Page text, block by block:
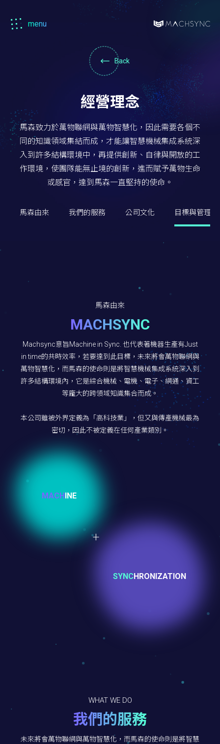
Machsync
menu
Back
經營理念
馬森致力於萬物聯網與萬物智慧化，因此需要各個不
同的知識領域集結而成，才能讓智慧機械集成系統深
入到許多結構環境中，再提供創新、自律與開放的工
作環境，使團隊能無止境的創新，進而賦予萬物生命
或感官，達到馬森一直堅持的使命。
馬森由來 我們的服務 公司文化 目標與管理
馬森由來
MACHSYNC
Machsync意旨Machine in Sync. 也代表著機器生產有Just
in time的共時效率，若要達到此目標，未來將會萬物聯網與
萬物智慧化，而馬森的使命則是將智慧機械集成系統深入到
許多結構環境內，它是綜合機械、電機、電子、網通、資工
等龐大的跨領域知識集合而成。
本公司雖被外界定義為「高科技業」，但又與傳產機械最為
密切，因此不被定義在任何產業類別。
MACHINE
SYNCHRONIZATION
WHAT WE DO
我們的服務
未來將會萬物聯網與萬物智慧化，而馬森的使命則是將智慧